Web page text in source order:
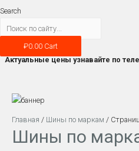
Search
₽0.00 Cart
Актуальные цены узнавайте по
Главная / Шины по маркам /
Шины по